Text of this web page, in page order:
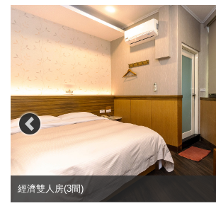
經濟雙人房(3間)